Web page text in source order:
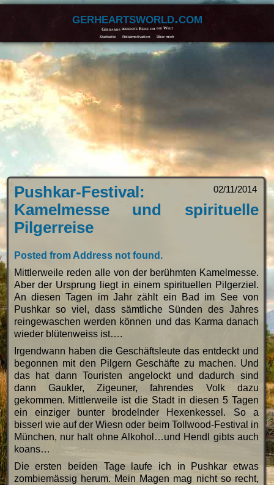
gerheartsworld.com
Gerhards beherzte Reise um die Welt
Startseite Reisemotivation Über mich
02/11/2014
Pushkar-Festival:
Kamelmesse und spirituelle
Pilgerreise
Posted from Address not found.
Mittlerweile reden alle von der berühmten Kamelmesse.
Aber der Ursprung liegt in einem spirituellen Pilgerziel.
An diesen Tagen im Jahr zählt ein Bad im See von
Pushkar so viel, dass sämtliche Sünden des Jahres
reingewaschen werden können und das Karma danach
wieder blütenweiss ist….
Irgendwann haben die Geschäftsleute das entdeckt und
begonnen mit den Pilgern Geschäfte zu machen. Und
das hat dann Touristen angelockt und dadurch sind
dann Gaukler, Zigeuner, fahrendes Volk dazu
gekommen. Mittlerweile ist die Stadt in diesen 5 Tagen
ein einziger bunter brodelnder Hexenkessel. So a
bisserl wie auf der Wiesn oder beim Tollwood-Festival in
München, nur halt ohne Alkohol…und Hendl gibts auch
koans…
Die ersten beiden Tage laufe ich in Pushkar etwas
zombiemässig herum. Mein Magen mag nicht so recht,